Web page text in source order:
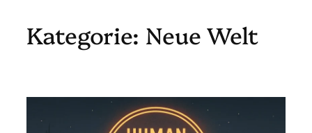
Zum
InhaltKategorie: Neue Welt